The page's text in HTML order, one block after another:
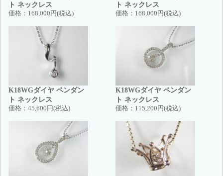
ト ネックレス
価格： 168,000円(税込)
ト ネックレス
価格： 168,000円(税込)
K18WGダイヤ ペンダン
ト ネックレス
価格： 45,600円(税込)
K18WGダイヤ ペンダン
ト ネックレス
価格： 115,200円(税込)